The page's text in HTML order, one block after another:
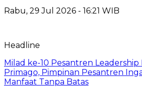
Rabu, 29 Jul 2026 - 16:21 WIB
Headline
Milad ke-10 Pesantren
Primago, Pimpinan Pesantren
Manfaat Tanpa Batas